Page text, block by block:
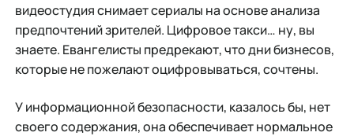
видеостудия снимает сериалы на основе анализа
предпочтений зрителей. Цифровое такси… ну, вы
знаете. Евангелисты предрекают, что дни бизнесов,
которые не пожелают оцифровываться, сочтены.
У информационной безопасности, казалось бы, нет
своего содержания, она обеспечивает нормальное